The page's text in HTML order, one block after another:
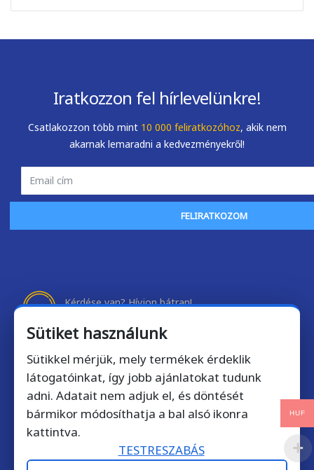
sikeres volt.
Mihály Zombory
2026-05-22
A rendelt előfizetést
már használatba sikerült
Zsolt Szálkai
2026-05-01
Iratkozzon fel hírlevelünkre!
Csatlakozzon több mint 10 000 feliratkozóhoz, akik nem
akarnak lemaradni a kedvezményekről!
FELIRATKOZOM
Kérdése van? Hívjon bátran!
között érhető el.
Email kapcsolat: licencek@softdirect.hu
Gyorslinkek
HUF
Sütiket használunk
Sütikkel mérjük, mely termékek érdeklik
látogatóinkat, így jobb ajánlatokat tudunk
adni. Adatait nem adjuk el, és döntését
bármikor módosíthatja a bal alsó ikonra
kattintva.
TESTRESZABÁS